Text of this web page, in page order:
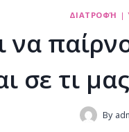
ΔΙΑΤΡΟΦΉ |
να
σε τι
By